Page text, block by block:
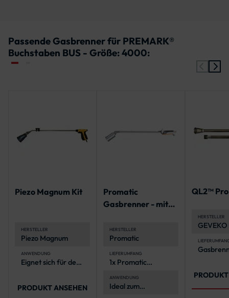
Passende Gasbrenner für PREMARK®
Buchstaben BUS - Größe: 4000:
Piezo Magnum Kit
HERSTELLER
Piezo Magnum
ANWENDUNG
Eignet sich für den
Thermoplastik
PRODUKT ANSEHEN
Promatic
Gasbrenner - mit
HERSTELLER
Promatic
LIEFERUMFANG
1x Promatic
Selbstzündung
ANWENDUNG
Ideal zum
QL2™
HERSTELLER
GEVEKO
Schlauch,